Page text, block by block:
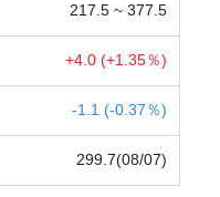
217.5 ~ 377.5
+4.0 (+1.35％)
-1.1 (-0.37％)
299.7(08/07)